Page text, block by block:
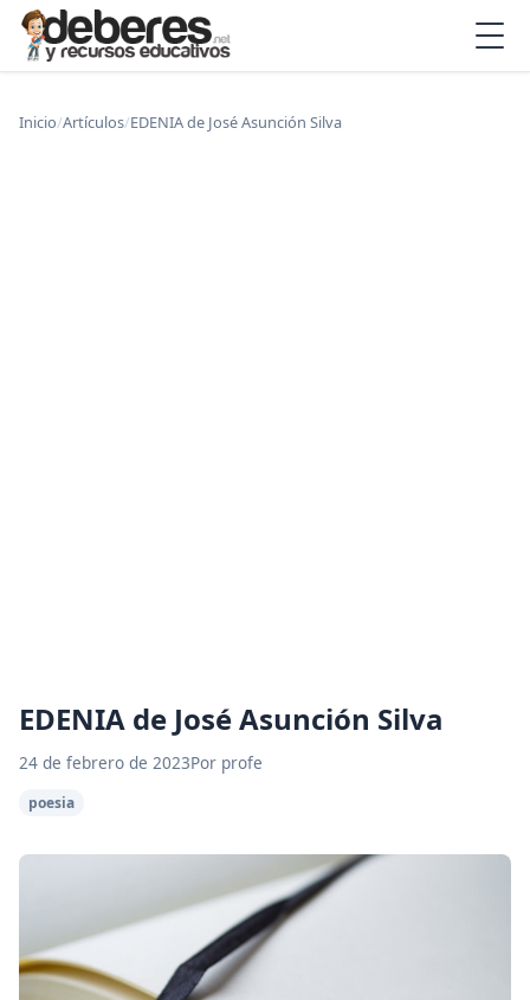
Inicio/Artículos/EDENIA de José Asunción Silva
EDENIA de José Asunción Silva
24 de febrero de 2023Por profe
poesia